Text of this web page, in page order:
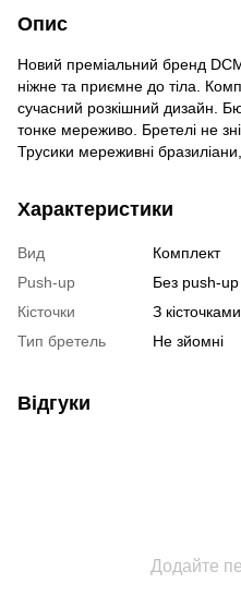
Опис
Новий преміальний бренд
ніжне та приємне до тіла.
сучасний розкішний дизайн.
тонке мереживо. Бретелі не
Трусики мереживні
Характеристики
Вид
Комплект
Push-up
Без push-up
Кісточки
З кісточками
Тип бретель
Не зйомні
Відгуки
Додайте